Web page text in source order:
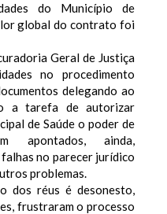
do Município de
global do contrato foi
Geral de Justiça
no procedimento
delegando ao
a tarefa de autorizar
de Saúde o poder de
apontados, ainda,
no parecer jurídico
problemas.
dos réus é desonesto,
frustraram o processo